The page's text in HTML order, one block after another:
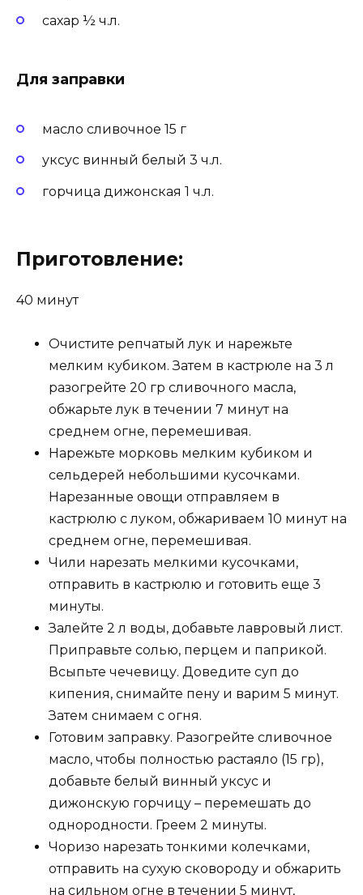
сахар ½ ч.л.
Для заправки
масло сливочное 15 г
уксус винный белый 3 ч.л.
горчица дижонская 1 ч.л.
Приготовление:
40 минут
Очистите репчатый лук и нарежьте
мелким кубиком. Затем в кастрюле на 3 л
разогрейте 20 гр сливочного масла,
обжарьте лук в течении 7 минут на
среднем огне, перемешивая.
Нарежьте морковь мелким кубиком и
сельдерей небольшими кусочками.
Нарезанные овощи отправляем в
кастрюлю с луком, обжариваем 10 минут на
среднем огне, перемешивая.
Чили нарезать мелкими кусочками,
отправить в кастрюлю и готовить еще 3
минуты.
Залейте 2 л воды, добавьте лавровый лист.
Приправьте солью, перцем и паприкой.
Всыпьте чечевицу. Доведите суп до
кипения, снимайте пену и варим 5 минут.
Затем снимаем с огня.
Готовим заправку. Разогрейте сливочное
масло, чтобы полностью растаяло (15 гр),
добавьте белый винный уксус и
дижонскую горчицу – перемешать до
однородности. Греем 2 минуты.
Чоризо нарезать тонкими колечками,
отправить на сухую сковороду и обжарить
на сильном огне в течении 5 минут,